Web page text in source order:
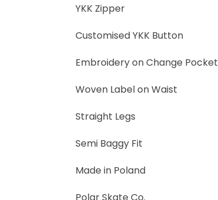
YKK Zipper
Customised YKK Button
Embroidery on Change Pocket
Woven Label on Waist
Straight Legs
Semi Baggy Fit
Made in Poland